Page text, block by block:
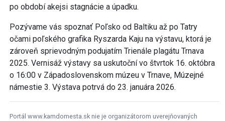
po období akejsi stagnácie a úpadku.
Pozývame vás spoznať Poľsko od Baltiku až po Tatry
očami poľského grafika Ryszarda Kaju na výstavu, ktorá je
zároveň sprievodným podujatím Trienále plagátu Trnava
2025. Vernisáž výstavy sa uskutoční vo štvrtok 16. októbra
o 16:00 v Západoslovenskom múzeu v Trnave, Múzejné
námestie 3. Výstava potrvá do 23. januára 2026.
Portál www.kamdomesta.sk nie je organizátorom uverejňovaných